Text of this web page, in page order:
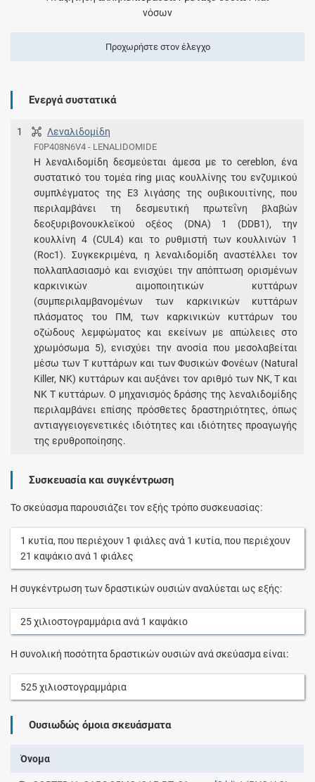
νόσων
Προχωρήστε στον έλεγχο
Ενεργά συστατικά
1 Λεναλιδοµίδη
F0P408N6V4 - LENALIDOMIDE
Η λεναλιδομίδη δεσμεύεται άμεσα με το cereblon, ένα
συστατικό του τομέα ring μιας κουλλίνης του ενζυμικού
συμπλέγματος της Ε3 λιγάσης της ουβικουιτίνης, που
περιλαμβάνει τη δεσμευτική πρωτεΐνη βλαβών
δεοξυριβονουκλεϊκού οξέος (DNA) 1 (DDB1), την
κουλλίνη 4 (CUL4) και το ρυθμιστή των κουλλινών 1
(Roc1). Συγκεκριμένα, η λεναλιδομίδη αναστέλλει τον
πολλαπλασιασμό και ενισχύει την απόπτωση ορισμένων
καρκινικών αιμοποιητικών κυττάρων
(συμπεριλαμβανομένων των καρκινικών κυττάρων
πλάσματος του ΠΜ, των καρκινικών κυττάρων του
οζώδους λεμφώματος και εκείνων με απώλειες στο
χρωμόσωμα 5), ενισχύει την ανοσία που μεσολαβείται
μέσω των T κυττάρων και των Φυσικών Φονέων (Natural
Killer, NK) κυττάρων και αυξάνει τον αριθμό των NK, T και
NK T κυττάρων. Ο μηχανισμός δράσης της λεναλιδομίδης
περιλαμβάνει επίσης πρόσθετες δραστηριότητες, όπως
αντιαγγειογενετικές ιδιότητες και ιδιότητες προαγωγής
της ερυθροποίησης.
Συσκευασία και συγκέντρωση
Το σκεύασμα παρουσιάζει τον εξής τρόπο συσκευασίας:
1 κυτία, που περιέχουν 1 φιάλες ανά 1 κυτία, που περιέχουν
21 καψάκιοανά 1 φιάλες
Η συγκέντρωση των δραστικών ουσιών αναλύεται ως εξής:
25χιλιοστογραμμάριαανά 1 καψάκιο
Η συνολική ποσότητα δραστικών ουσιών ανά σκεύασμα είναι:
525χιλιοστογραμμάρια
Ουσιωδώς όμοια σκευάσματα
Όνομα